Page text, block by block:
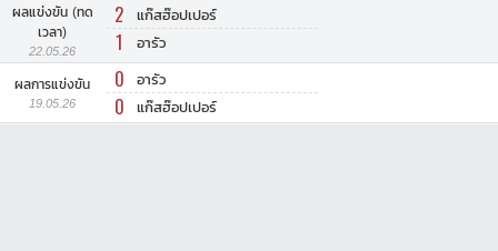
ผลแข่งขัน (ทด
เวลา)
22.05.26
2 แก๊สฮ๊อปเปอร์
1 อารัว
ผลการแข่งขัน
19.05.26
0 อารัว
0 แก๊สฮ๊อปเปอร์